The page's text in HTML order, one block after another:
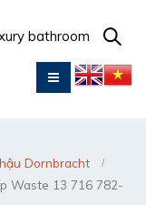
bathroom
Dornbracht
Waste 13 716 782-